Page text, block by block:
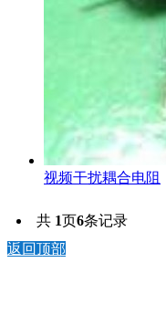
视频干扰耦合电阻
共 1页6条记录
返回顶部